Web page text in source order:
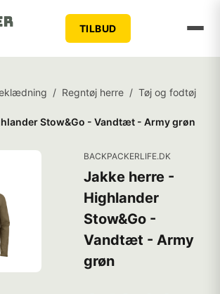
TILBUD
/ Regntøj herre / Tøj og fodtøj
Stow&Go - Vandtæt - Army grøn
BACKPACKERLIFE.DK
Jakke herre -
Highlander
Stow&Go -
Vandtæt - Army
grøn